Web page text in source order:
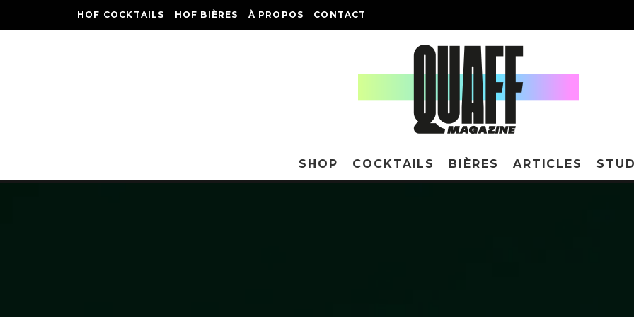
HOF COCKTAILS HOF BIÈRES À PROPOS CONTACT
SHOP COCKTAILS BIÈRES ARTICLES